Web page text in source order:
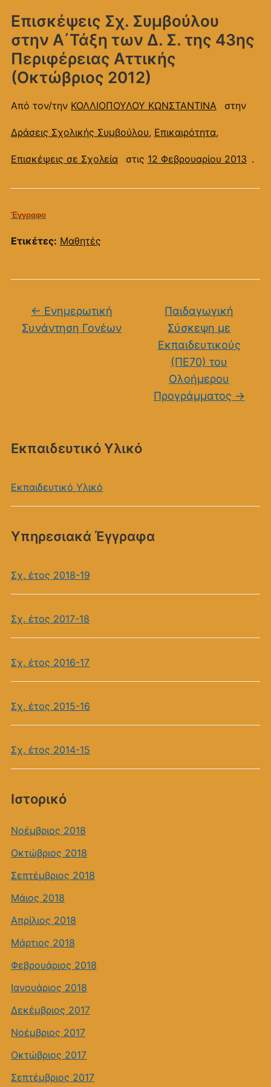
Εκπαιδευτικό Υλικό
Εκπαιδευτικό Υλικό
Υπηρεσιακά Έγγραφα
Σχ. έτος 2018-19
Σχ. έτος 2017-18
Σχ. έτος 2016-17
Σχ. έτος 2015-16
Σχ. έτος 2014-15
Ιστορικό
Νοέμβριος 2018
Οκτώβριος 2018
Σεπτέμβριος 2018
Μάιος 2018
Απρίλιος 2018
Μάρτιος 2018
Φεβρουάριος 2018
Ιανουάριος 2018
Δεκέμβριος 2017
Νοέμβριος 2017
Οκτώβριος 2017
Σεπτέμβριος 2017
Επισκέψεις Σχ. Συμβούλου
στην Α΄Τάξη των Δ. Σ. της 43ης
Περιφέρειας Αττικής
(Οκτώβριος 2012)
Από τον/την ΚΟΛΛΙΟΠΟΥΛΟΥ ΚΩΝΣΤΑΝΤΙΝΑ στην
Δράσεις Σχολικής Συμβούλου, Επικαιρότητα,
Επισκέψεις σε Σχολεία στις 12 Φεβρουαρίου 2013 .
Έγγραφο
Ετικέτες: Μαθητές
← Ενημερωτική
Συνάντηση Γονέων
Παιδαγωγική
Σύσκεψη με
Εκπαιδευτικούς
(ΠΕ70) του
Ολοήμερου
Προγράμματος →